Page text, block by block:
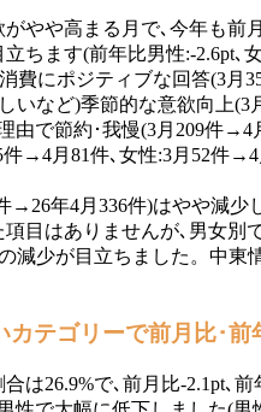
やや高まる月で､今年も
ちます(前年比男性:-2.6pt､女
費にポジティブな回答(3
いなど)季節的な意欲向上
由で節約･我慢(3月209件
→4月81件､女性:3月52件
→26年4月336件)はやや減
目はありませんが､男女
減少が目立ちました。中
カテゴリーで前月比･前
は26.9%で､前月比-2.1pt､